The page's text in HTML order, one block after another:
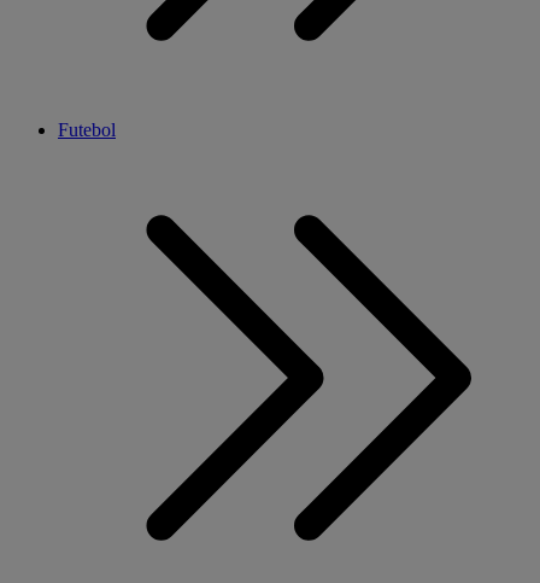
Futebol